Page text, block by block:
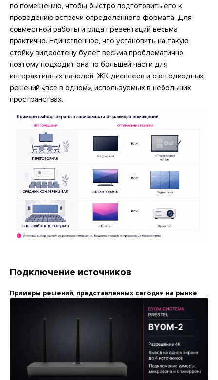
по помещению, чтобы быстро подготовить его к
проведению встречи определенного формата. Для
совместной работы и ряда презентаций весьма
практично. Единственное, что установить на такую
стойку видеостену будет весьма проблематично,
поэтому подходит она по большей части для
интерактивных панелей, ЖК-дисплеев и светодиодных
решений «все в одном», используемых в небольших
пространствах.
Подключение источников
Примеры решений, представленных сегодня на рынке